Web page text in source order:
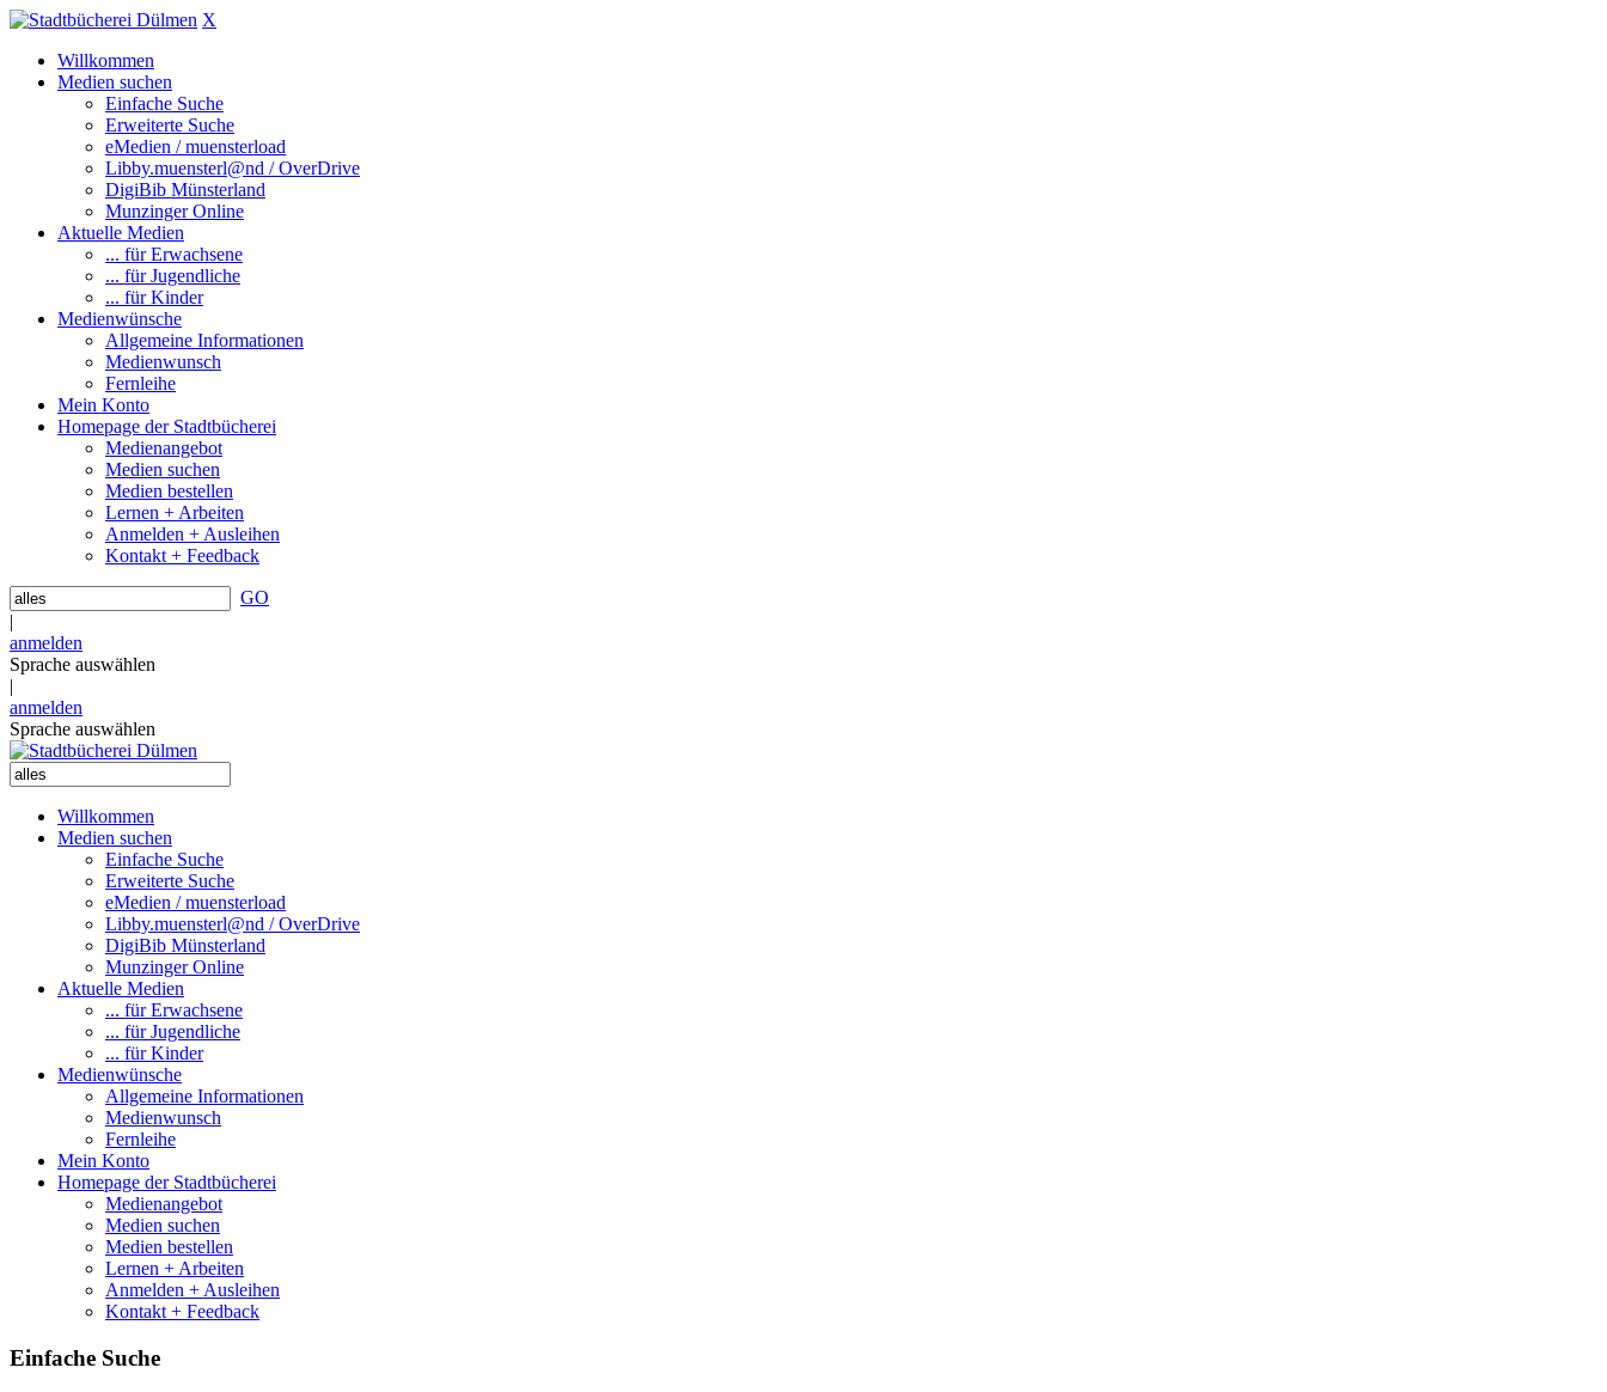
X
Willkommen
Medien suchen
Einfache Suche
Erweiterte Suche
eMedien / muensterload
Libby.muensterl@nd / OverDrive
DigiBib Münsterland
Munzinger Online
Aktuelle Medien
... für Erwachsene
... für Jugendliche
... für Kinder
Medienwünsche
Allgemeine Informationen
Medienwunsch
Fernleihe
Mein Konto
Homepage der Stadtbücherei
Medienangebot
Medien suchen
Medien bestellen
Lernen + Arbeiten
Anmelden + Ausleihen
Kontakt + Feedback
GO
|
anmelden
Sprache auswählen
|
anmelden
Sprache auswählen
Willkommen
Medien suchen
Einfache Suche
Erweiterte Suche
eMedien / muensterload
Libby.muensterl@nd / OverDrive
DigiBib Münsterland
Munzinger Online
Aktuelle Medien
... für Erwachsene
... für Jugendliche
... für Kinder
Medienwünsche
Allgemeine Informationen
Medienwunsch
Fernleihe
Mein Konto
Homepage der Stadtbücherei
Medienangebot
Medien suchen
Medien bestellen
Lernen + Arbeiten
Anmelden + Ausleihen
Kontakt + Feedback
Einfache Suche